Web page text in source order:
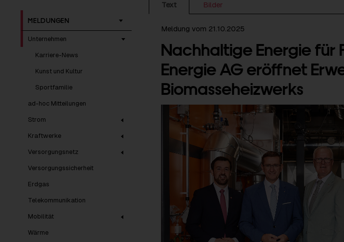
MELDUNGEN
Unternehmen
Karriere-News
Kunst und Kultur
Sportfamilie
ad-hoc Mitteilungen
Strom
Kraftwerke
Versorgungsnetz
Versorgungssicherheit
Erdgas
Telekommunikation
Mobilität
Wärme
Text Bilder
Meldung vom 21.10.2025
Nachhaltige Energie für
Energie AG eröffnet
Biomasseheizwerks